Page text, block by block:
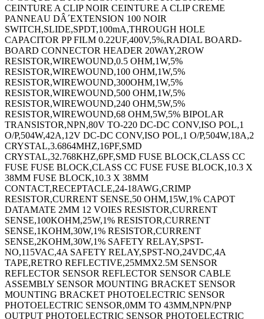
CEINTURE A CLIP NOIR CEINTURE A CLIP CREME
PANNEAU DÂ´EXTENSION 100 NOIR
SWITCH,SLIDE,SPDT,100mA,THROUGH HOLE
CAPACITOR PP FILM 0.22UF,400V,5%,RADIAL BOARD-
BOARD CONNECTOR HEADER 20WAY,2ROW
RESISTOR,WIREWOUND,0.5 OHM,1W,5%
RESISTOR,WIREWOUND,100 OHM,1W,5%
RESISTOR,WIREWOUND,300OHM,1W,5%
RESISTOR,WIREWOUND,500 OHM,1W,5%
RESISTOR,WIREWOUND,240 OHM,5W,5%
RESISTOR,WIREWOUND,68 OHM,5W,5% BIPOLAR
TRANSISTOR,NPN,80V TO-220 DC-DC CONV,ISO POL,1
O/P,504W,42A,12V DC-DC CONV,ISO POL,1 O/P,504W,18A,2
CRYSTAL,3.6864MHZ,16PF,SMD
CRYSTAL,32.768KHZ,6PF,SMD FUSE BLOCK,CLASS CC
FUSE FUSE BLOCK,CLASS CC FUSE FUSE BLOCK,10.3 X
38MM FUSE BLOCK,10.3 X 38MM
CONTACT,RECEPTACLE,24-18AWG,CRIMP
RESISTOR,CURRENT SENSE,50 OHM,15W,1% CAPOT
DATAMATE 2MM 12 VOIES RESISTOR,CURRENT
SENSE,100KOHM,25W,1% RESISTOR,CURRENT
SENSE,1KOHM,30W,1% RESISTOR,CURRENT
SENSE,2KOHM,30W,1% SAFETY RELAY,SPST-
NO,115VAC,4A SAFETY RELAY,SPST-NO,24VDC,4A
TAPE,RETRO REFLECTIVE,25MMX2.5M SENSOR
REFLECTOR SENSOR REFLECTOR SENSOR CABLE
ASSEMBLY SENSOR MOUNTING BRACKET SENSOR
MOUNTING BRACKET PHOTOELECTRIC SENSOR
PHOTOELECTRIC SENSOR,0MM TO 43MM,NPN/PNP
OUTPUT PHOTOELECTRIC SENSOR PHOTOELECTRIC